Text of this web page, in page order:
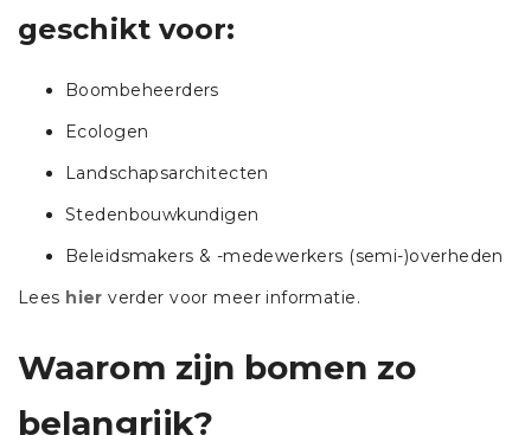
geschikt voor:
Boombeheerders
Ecologen
Landschapsarchitecten
Stedenbouwkundigen
Beleidsmakers & -medewerkers (semi-)overheden
Lees hierverder voor meer informatie.
Waarom zijn bomen zo
belangrijk?